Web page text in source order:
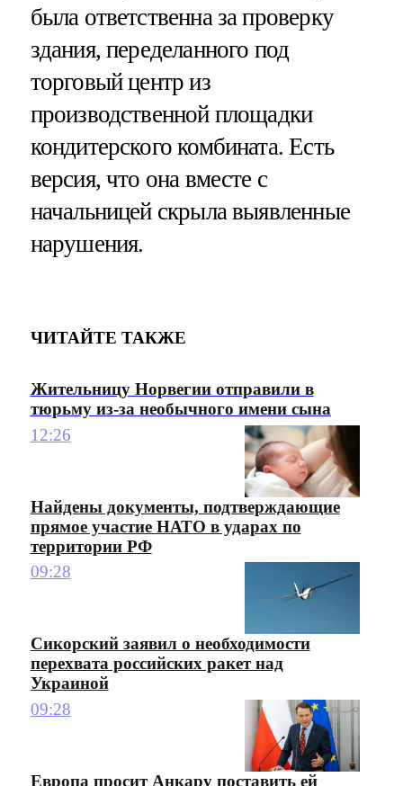
была ответственна за проверку
здания, переделанного под
торговый центр из
производственной площадки
кондитерского комбината. Есть
версия, что она вместе с
начальницей скрыла выявленные
нарушения.
ЧИТАЙТЕ ТАКЖЕ
Жительницу Норвегии отправили в
тюрьму из-за необычного имени сына
12:26
Найдены документы, подтверждающие
прямое участие НАТО в ударах по
территории РФ
09:28
Сикорский заявил о необходимости
перехвата российских ракет над
Украиной
09:28
Европа просит Анкару поставить ей